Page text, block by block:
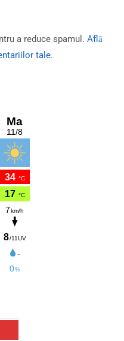
a reduce spamul. Află
tale.